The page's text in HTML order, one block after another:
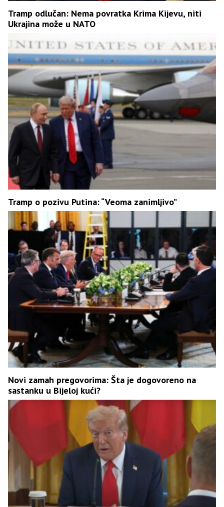
Tramp odlučan: Nema povratka Krima Kijevu, niti
Ukrajina može u NATO
Tramp o pozivu Putina: “Veoma zanimljivo”
Novi zamah pregovorima: Šta je dogovoreno na
sastanku u Bijeloj kući?